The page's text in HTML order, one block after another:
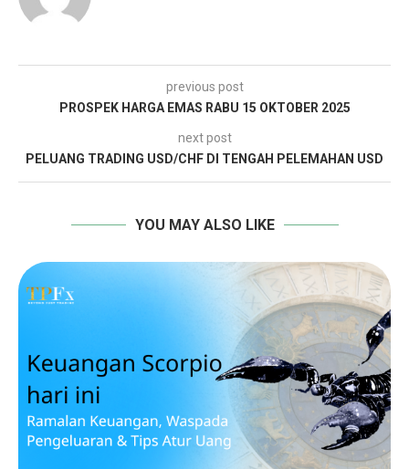
previous post
PROSPEK HARGA EMAS RABU 15 OKTOBER 2025
next post
PELUANG TRADING USD/CHF DI TENGAH PELEMAHAN USD
YOU MAY ALSO LIKE